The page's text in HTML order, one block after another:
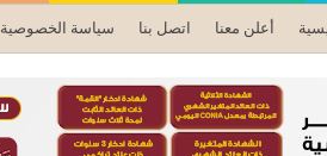
أعلن معنا اتصل بنا سياسة الخصوصية